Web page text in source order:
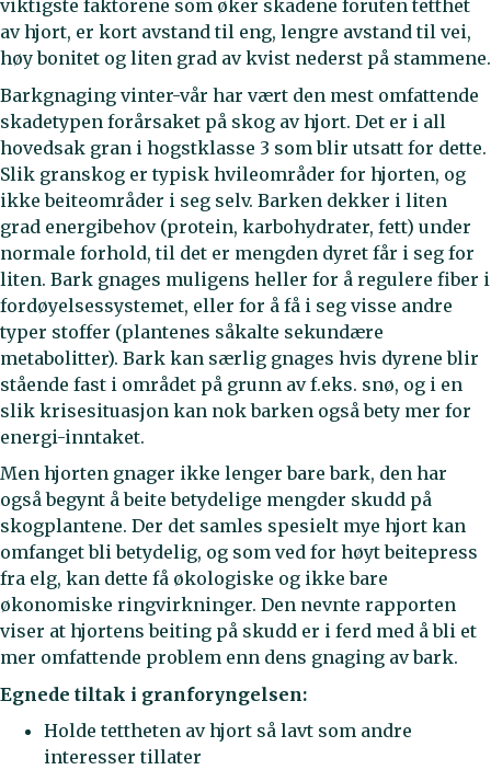
viktigste faktorene som øker skadene foruten tetthet
av hjort, er kort avstand til eng, lengre avstand til vei,
høy bonitet og liten grad av kvist nederst på stammene.
Barkgnaging vinter-vår har vært den mest omfattende
skadetypen forårsaket på skog av hjort. Det er i all
hovedsak gran i hogstklasse 3 som blir utsatt for dette.
Slik granskog er typisk hvileområder for hjorten, og
ikke beiteområder i seg selv. Barken dekker i liten
grad energibehov (protein, karbohydrater, fett) under
normale forhold, til det er mengden dyret får i seg for
liten. Bark gnages muligens heller for å regulere fiber i
fordøyelsessystemet, eller for å få i seg visse andre
typer stoffer (plantenes såkalte sekundære
metabolitter). Bark kan særlig gnages hvis dyrene blir
stående fast i området på grunn av f.eks. snø, og i en
slik krisesituasjon kan nok barken også bety mer for
energi-inntaket.
Men hjorten gnager ikke lenger bare bark, den har
også begynt å beite betydelige mengder skudd på
skogplantene. Der det samles spesielt mye hjort kan
omfanget bli betydelig, og som ved for høyt beitepress
fra elg, kan dette få økologiske og ikke bare
økonomiske ringvirkninger. Den nevnte rapporten
viser at hjortens beiting på skudd er i ferd med å bli et
mer omfattende problem enn dens gnaging av bark.
Egnede tiltak i granforyngelsen:
Holde tettheten av hjort så lavt som andre
interesser tillater